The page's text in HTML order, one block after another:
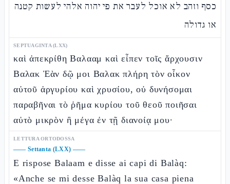
כסף וזהב לא אוכל לעבר את פי יהוה אלהי לעשות קטנה
או גדולה
SEPTUAGINTA (LXX)
καὶ ἀπεκρίθη Βαλααμ καὶ εἶπεν τοῖς ἄρχουσιν
Βαλακ Ἐὰν δῷ μοι Βαλακ πλήρη τὸν οἶκον
αὐτοῦ ἀργυρίου καὶ χρυσίου, οὐ δυνήσομαι
παραβῆναι τὸ ῥῆμα κυρίου τοῦ θεοῦ ποιῆσαι
αὐτὸ μικρὸν ἢ μέγα ἐν τῇ διανοίᾳ μου·
LETTURA ORTODOSSA
—— Settanta (LXX) ——
E rispose Balaam e disse ai capi di Balàq:
«Anche se mi desse Balàq la sua casa piena